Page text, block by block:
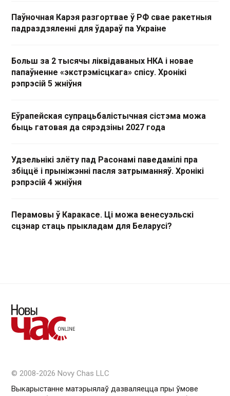
Паўночная Карэя разгортвае ў РФ свае ракетныя
падраздзяленні для ўдараў па Украіне
Больш за 2 тысячы ліквідаваных НКА і новае
папаўненне «экстрэмісцкага» спісу. Хронікі
рэпрэсій 5 жніўня
Еўрапейская супрацьбалістычная сістэма можа
быць гатовая да сярэдзіны 2027 года
Удзельнікі злёту пад Расонамі паведамілі пра
збіццё і прыніжэнні пасля затрыманняў. Хронікі
рэпрэсій 4 жніўня
Перамовы ў Каракасе. Ці можа венесуэльскі
сцэнар стаць прыкладам для Беларусі?
© 2008-2026 Novy Chas LLC
Выкарыстанне матэрыялаў дазваляецца пры ўмове